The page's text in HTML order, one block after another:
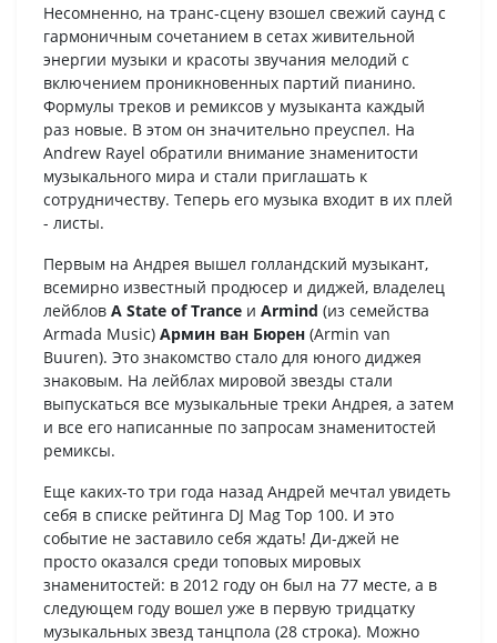
Несомненно, на транс-сцену взошел свежий саунд с
гармоничным сочетанием в сетах живительной
энергии музыки и красоты звучания мелодий с
включением проникновенных партий пианино.
Формулы треков и ремиксов у музыканта каждый
раз новые. В этом он значительно преуспел. На
Andrew Rayel обратили внимание знаменитости
музыкального мира и стали приглашать к
сотрудничеству. Теперь его музыка входит в их плей
- листы.
Первым на Андрея вышел голландский музыкант,
всемирно известный продюсер и диджей, владелец
лейблов A State of Trance и Armind (из семейства
Armada Music) Армин ван Бюрен (Armin van
Buuren). Это знакомство стало для юного диджея
знаковым. На лейблах мировой звезды стали
выпускаться все музыкальные треки Андрея, а затем
и все его написанные по запросам знаменитостей
ремиксы.
Еще каких-то три года назад Андрей мечтал увидеть
себя в списке рейтинга DJ Mag Top 100. И это
событие не заставило себя ждать! Ди-джей не
просто оказался среди топовых мировых
знаменитостей: в 2012 году он был на 77 месте, а в
следующем году вошел уже в первую тридцатку
музыкальных звезд танцпола (28 строка). Можно